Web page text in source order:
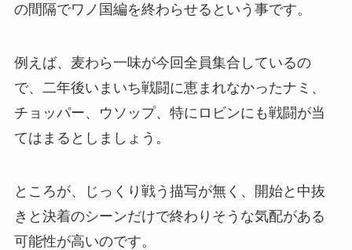
の間隔でワノ国編を終わらせるという事です。
例えば、麦わら一味が今回全員集合しているの
で、二年後いまいち戦闘に恵まれなかったナミ、
チョッパー、ウソップ、特にロビンにも戦闘が当
てはまるとしましょう。
ところが、じっくり戦う描写が無く、開始と中抜
きと決着のシーンだけで終わりそうな気配がある
可能性が高いのです。